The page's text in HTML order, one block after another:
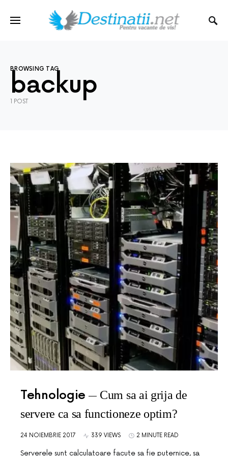
BROWSING TAG
backup
1 POST
Tehnologie
Cum sa ai grija de
servere ca sa functioneze optim?
24 NOIEMBRIE 2017 339 VIEWS 2 MINUTE READ
Serverele sunt calculatoare facute sa fie puternice, sa